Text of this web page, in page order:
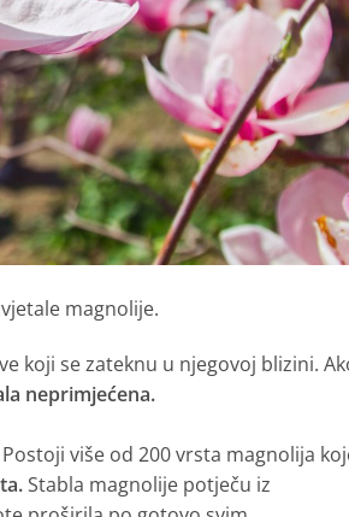
magnolije.
koji se zateknu u njegovoj blizini.
neprimjećena.
više od 200 vrsta magnolija
Stabla magnolije potječu iz